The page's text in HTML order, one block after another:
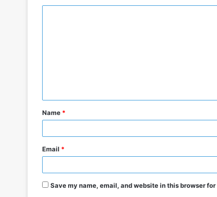
t
*
Name *
Email *
Save my name, email, and website in this browser